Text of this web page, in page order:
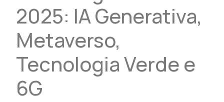
2025: IA Generativa,
Metaverso,
Tecnologia Verde e
6G